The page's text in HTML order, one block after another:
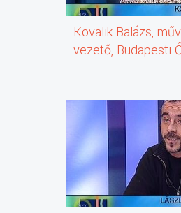
Kovalik Balázs,
vezető, Budapesti